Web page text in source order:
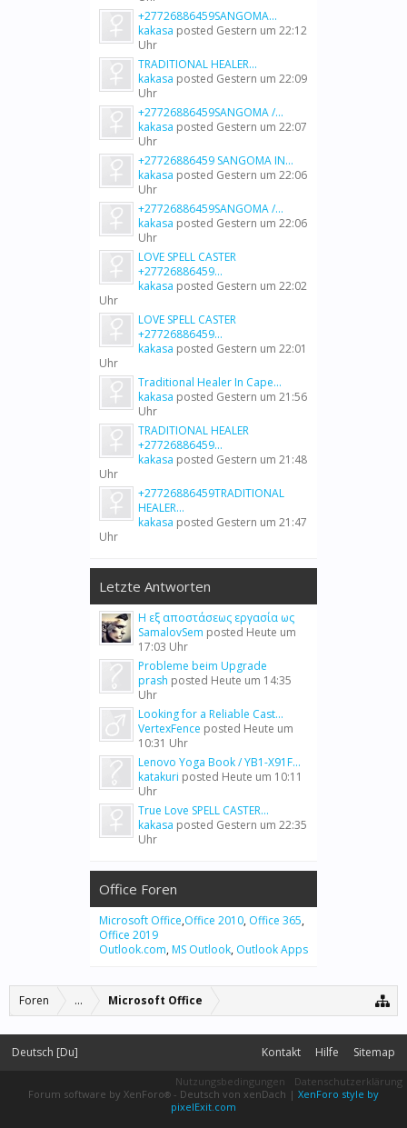
+27726886459SANGOMA...
kakasa posted Gestern um 22:12
Uhr
TRADITIONAL HEALER...
kakasa posted Gestern um 22:09
Uhr
+27726886459SANGOMA /...
kakasa posted Gestern um 22:07
Uhr
+27726886459 SANGOMA IN...
kakasa posted Gestern um 22:06
Uhr
+27726886459SANGOMA /...
kakasa posted Gestern um 22:06
Uhr
LOVE SPELL CASTER
+27726886459...
kakasa posted Gestern um 22:02
Uhr
LOVE SPELL CASTER
+27726886459...
kakasa posted Gestern um 22:01
Uhr
Traditional Healer In Cape...
kakasa posted Gestern um 21:56
Uhr
TRADITIONAL HEALER
+27726886459...
kakasa posted Gestern um 21:48
Uhr
+27726886459TRADITIONAL
HEALER...
kakasa posted Gestern um 21:47
Uhr
Letzte Antworten
Η εξ αποστάσεως εργασία ως
SamalovSem posted Heute um
17:03 Uhr
Probleme beim Upgrade
prash posted Heute um 14:35
Uhr
Looking for a Reliable Cast...
VertexFence posted Heute um
10:31 Uhr
Lenovo Yoga Book / YB1-X91F...
katakuri posted Heute um 10:11
Uhr
True Love SPELL CASTER...
kakasa posted Gestern um 22:35
Uhr
Office Foren
Microsoft Office,Office 2010, Office 365,
Office 2019
Outlook.com, MS Outlook, Outlook Apps
Foren ... Microsoft Office
Deutsch [Du] Kontakt Hilfe Sitemap
Nutzungsbedingungen
Datenschutzerklärung
Forum software by XenForo® - Deutsch von xenDach | XenForo style by
pixelExit.com